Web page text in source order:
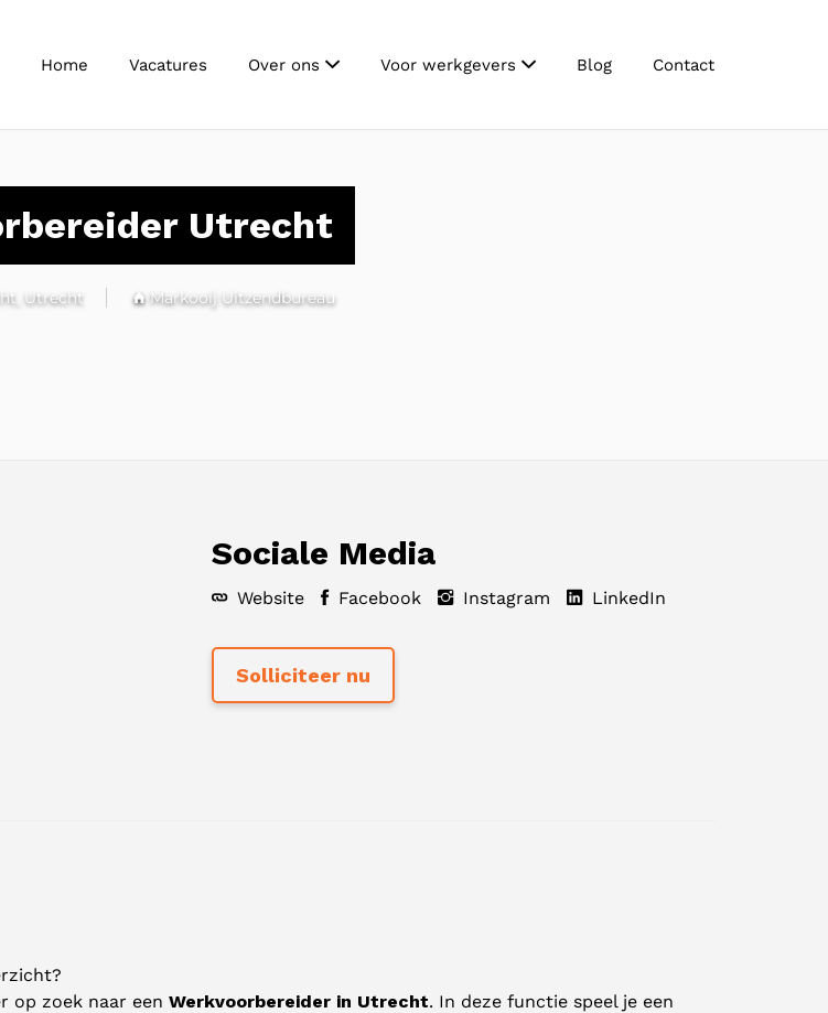
Home Vacatures Over ons Voor werkgevers Blog Contact
Utrecht
Utrecht Markooij Uitzendbureau
Sociale Media
Website Facebook Instagram LinkedIn
op zoek naar een Werkvoorbereider in Utrecht. In deze functie speel je een